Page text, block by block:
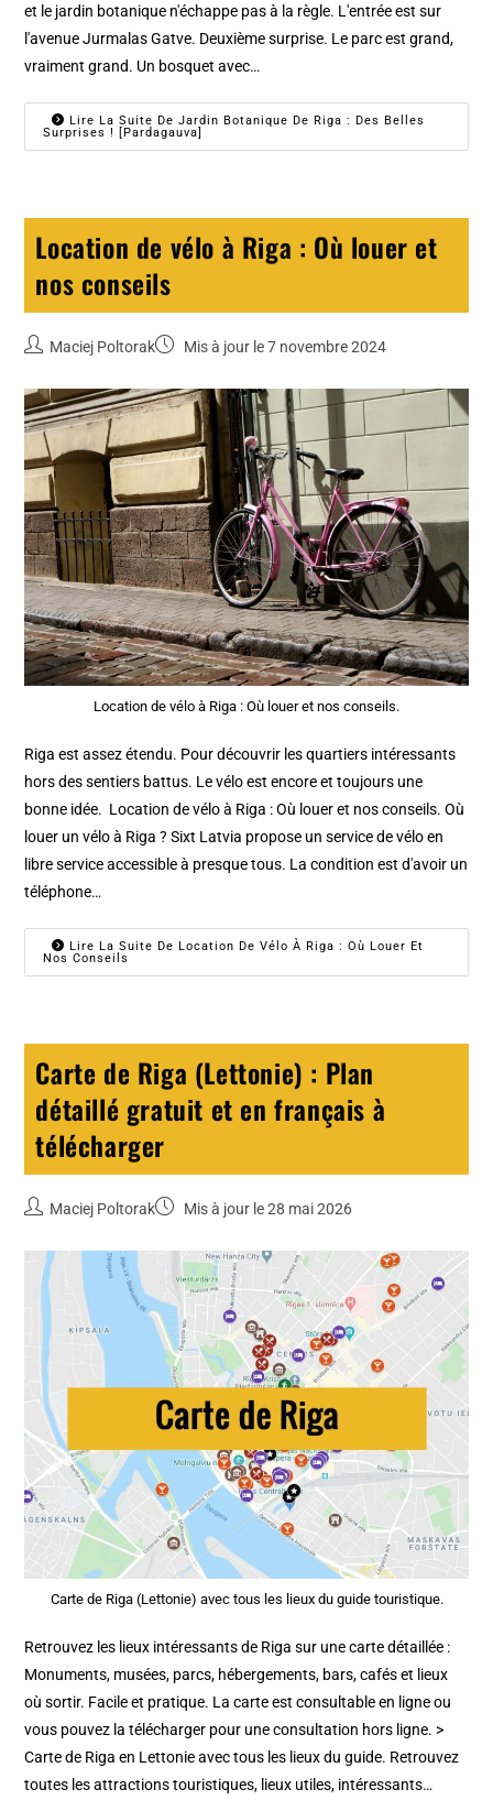
et le jardin botanique n'échappe pas à la règle. L'entrée est sur
l'avenue Jurmalas Gatve. Deuxième surprise. Le parc est grand,
vraiment grand. Un bosquet avec…
Lire La Suite De Jardin Botanique De Riga : Des Belles
Surprises ! [Pardagauva]
Location de vélo à Riga : Où louer et
nos conseils
Maciej Poltorak Mis à jour le 7 novembre 2024
Location de vélo à Riga : Où louer et nos conseils.
Riga est assez étendu. Pour découvrir les quartiers intéressants
hors des sentiers battus. Le vélo est encore et toujours une
bonne idée. Location de vélo à Riga : Où louer et nos conseils. Où
louer un vélo à Riga ? Sixt Latvia propose un service de vélo en
libre service accessible à presque tous. La condition est d'avoir un
téléphone…
Lire La Suite De Location De Vélo À Riga : Où Louer Et
Nos Conseils
Carte de Riga (Lettonie) : Plan
détaillé gratuit et en français à
télécharger
Maciej Poltorak Mis à jour le 28 mai 2026
Carte de Riga (Lettonie) avec tous les lieux du guide touristique.
Retrouvez les lieux intéressants de Riga sur une carte détaillée :
Monuments, musées, parcs, hébergements, bars, cafés et lieux
où sortir. Facile et pratique. La carte est consultable en ligne ou
vous pouvez la télécharger pour une consultation hors ligne. >
Carte de Riga en Lettonie avec tous les lieux du guide. Retrouvez
toutes les attractions touristiques, lieux utiles, intéressants…